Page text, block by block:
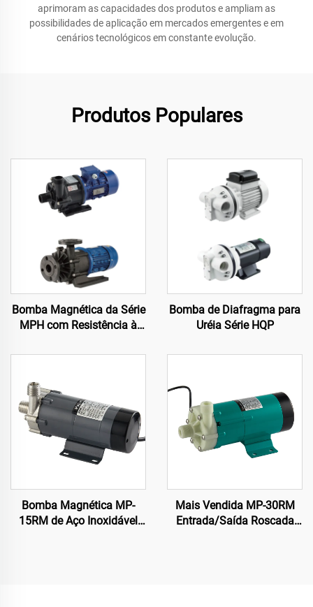
aprimoram as capacidades dos produtos e ampliam as
possibilidades de aplicação em mercados emergentes e em
cenários tecnológicos em constante evolução.
Produtos Populares
Bomba Magnética da Série
MPH com Resistência à
Bomba de Diafragma para
Uréia Série HQP
Bomba Magnética MP-
15RM de Aço Inoxidável
Mais Vendida MP-30RM
Entrada/Saída Roscada